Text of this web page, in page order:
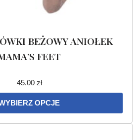
BEŻOWY ANIOŁEK
FEET
45.00 zł
OPCJE